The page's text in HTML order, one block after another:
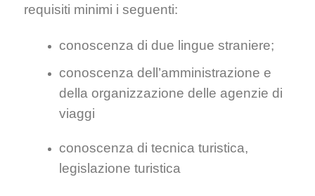
requisiti minimi i seguenti:
conoscenza di due lingue straniere;
conoscenza dell’amministrazione e
della organizzazione delle agenzie di
viaggi
conoscenza di tecnica turistica,
legislazione turistica